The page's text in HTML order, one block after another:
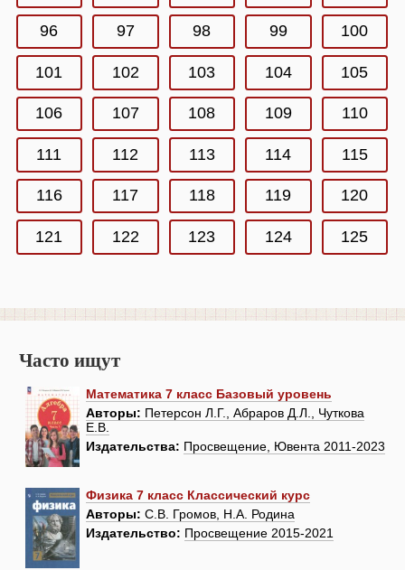
96 97 98 99 100
101 102 103 104 105
106 107 108 109 110
111 112 113 114 115
116 117 118 119 120
121 122 123 124 125
Часто ищут
Математика 7 класс Базовый уровень
Авторы: Петерсон Л.Г., Абраров Д.Л., Чуткова
Е.В.
Издательства: Просвещение, Ювента 2011-2023
Физика 7 класс Классический курс
Авторы: С.В. Громов, Н.А. Родина
Издательство: Просвещение 2015-2021